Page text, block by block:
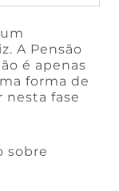
A Pensão
é apenas
forma de
fase
sobre